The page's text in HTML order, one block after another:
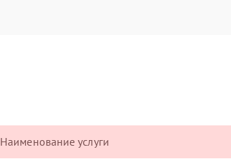
Наименование услуги